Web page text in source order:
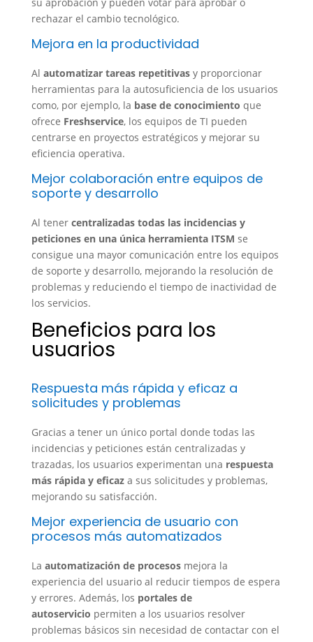
rechazar el cambio tecnológico.
Mejora en la productividad
Al automatizar tareas repetitivasy proporcionar
herramientas para la autosuficiencia de los usuarios
como, por ejemplo, la base de conocimiento que
ofrece Freshservice, los equipos de TI pueden
centrarse en proyectos estratégicos y mejorar su
eficiencia operativa.
Mejor colaboración entre equipos de
soporte y desarrollo
Al tener centralizadas todas las incidencias y
peticiones en una única herramienta ITSM se
consigue una mayor comunicación entre los equipos
de soporte y desarrollo, mejorando la resolución de
problemas y reduciendo el tiempo de inactividad de
los servicios.
Beneficios para los
usuarios
Respuesta más rápida y eficaz a
solicitudes y problemas
Gracias a tener un único portal donde todas las
incidencias y peticiones están centralizadas y
trazadas, los usuarios experimentan una respuesta
más rápida y eficaza sus solicitudes y problemas,
mejorando su satisfacción.
Mejor experiencia de usuario con
procesos más automatizados
La automatización de procesosmejora la
experiencia del usuario al reducir tiempos de espera
y errores. Además, los portales de
autoservicio permiten a los usuarios resolver
problemas básicos sin necesidad de contactar con el